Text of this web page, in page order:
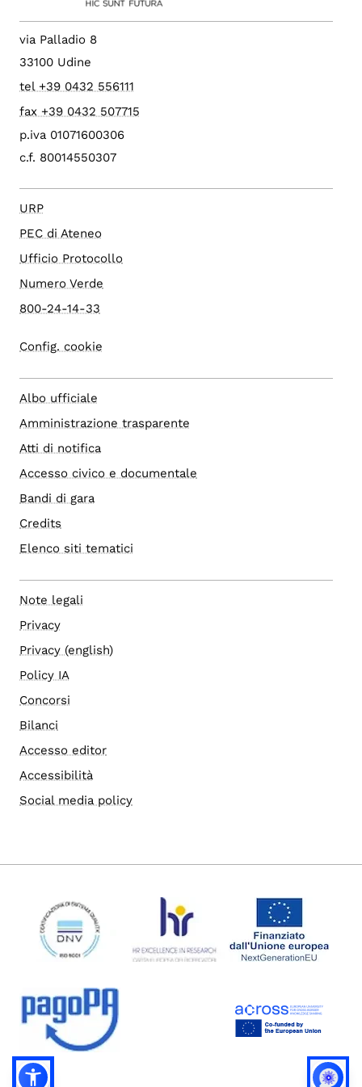
via Palladio 8
33100 Udine
tel +39 0432 556111
fax +39 0432 507715
p.iva 01071600306
c.f. 80014550307
URP
PEC di Ateneo
Ufficio Protocollo
Numero Verde
800-24-14-33
Config. cookie
Albo ufficiale
Amministrazione trasparente
Atti di notifica
Accesso civico e documentale
Bandi di gara
Credits
Elenco siti tematici
Note legali
Privacy
Privacy (english)
Policy IA
Concorsi
Bilanci
Accesso editor
Accessibilità
Social media policy